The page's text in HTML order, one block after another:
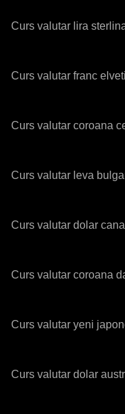
Curs valutar lira
Curs valutar franc
Curs valutar coroana
Curs valutar leva
Curs valutar dolar
Curs valutar coroana
Curs valutar yeni
Curs valutar dolar